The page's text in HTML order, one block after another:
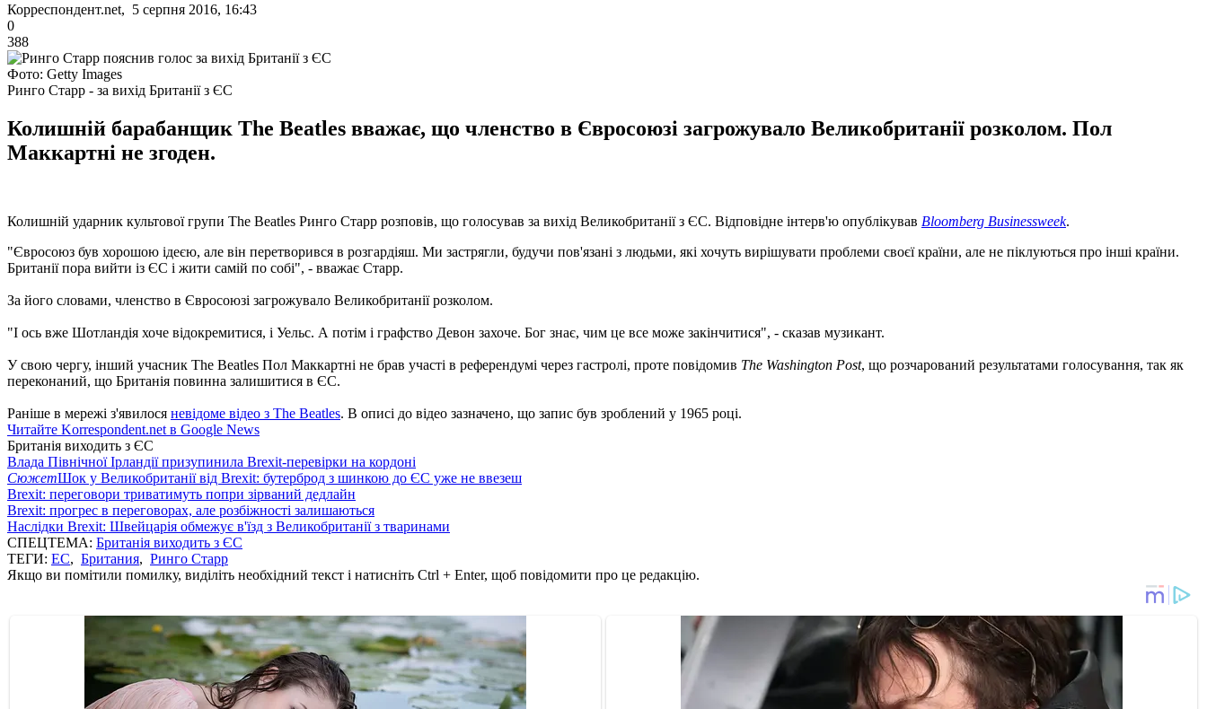
Корреспондент.net, 5 серпня 2016, 16:43
0
388
Фото: Getty Images
Ринго Старр - за вихід Британії з ЄС
Колишній барабанщик The Beatles вважає, що членство в Євросоюзі загрожувало Великобританії розколом. Пол
Маккартні не згоден.
Колишній ударник культової групи The Beatles Ринго Старр розповів, що голосував за вихід Великобританії з ЄС. Відповідне інтерв'ю опублікував Bloomberg Businessweek.
"Євросоюз був хорошою ідеєю, але він перетворився в розгардіяш. Ми застрягли, будучи пов'язані з людьми, які хочуть вирішувати проблеми своєї країни, але не піклуються про інші країни.
Британії пора вийти із ЄС і жити самій по собі", - вважає Старр.
За його словами, членство в Євросоюзі загрожувало Великобританії розколом.
"І ось вже Шотландія хоче відокремитися, і Уельс. А потім і графство Девон захоче. Бог знає, чим це все може закінчитися", - сказав музикант.
У свою чергу, інший учасник The Beatles Пол Маккартні не брав участі в референдумі через гастролі, проте повідомив The Washington Post, що розчарований результатами голосування, так як
переконаний, що Британія повинна залишитися в ЄС.
Раніше в мережі з'явилося невідоме відео з The Beatles. В описі до відео зазначено, що запис був зроблений у 1965 році.
Читайте Korrespondent.net в Google News
Британія виходить з ЄС
Влада Північної Ірландії призупинила Brexit-перевірки на кордоні
СюжетШок у Великобританії від Brexit: бутерброд з шинкою до ЄС уже не ввезеш
Brexit: переговори триватимуть попри зірваний дедлайн
Brexit: прогрес в переговорах, але розбіжності залишаються
Наслідки Brexit: Швейцарія обмежує в'їзд з Великобританії з тваринами
СПЕЦТЕМА: Британія виходить з ЄС
ТЕГИ: ЕС, Британия, Ринго Старр
Якщо ви помітили помилку, виділіть необхідний текст і натисніть Ctrl + Enter, щоб повідомити про це редакцію.